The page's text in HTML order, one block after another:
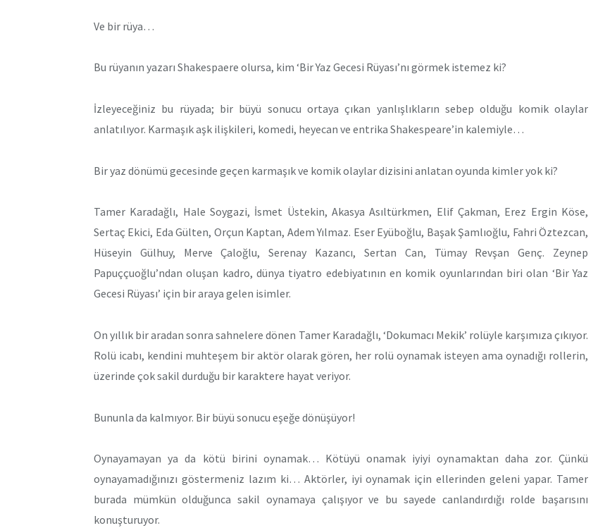
Ve bir rüya…
Bu rüyanın yazarı Shakespaere olursa, kim ‘Bir Yaz Gecesi Rüyası’nı görmek istemez ki?
İzleyeceğiniz bu rüyada; bir büyü sonucu ortaya çıkan yanlışlıkların sebep olduğu komik olaylar
anlatılıyor. Karmaşık aşk ilişkileri, komedi, heyecan ve entrika Shakespeare’in kalemiyle…
Bir yaz dönümü gecesinde geçen karmaşık ve komik olaylar dizisini anlatan oyunda kimler yok ki?
Tamer Karadağlı, Hale Soygazi, İsmet Üstekin, Akasya Asıltürkmen, Elif Çakman, Erez Ergin Köse,
Sertaç Ekici, Eda Gülten, Orçun Kaptan, Adem Yılmaz. Eser Eyüboğlu, Başak Şamlıoğlu, Fahri Öztezcan,
Hüseyin Gülhuy, Merve Çaloğlu, Serenay Kazancı, Sertan Can, Tümay Revşan Genç. Zeynep
Papuççuoğlu’ndan oluşan kadro, dünya tiyatro edebiyatının en komik oyunlarından biri olan ‘Bir Yaz
Gecesi Rüyası’ için bir araya gelen isimler.
On yıllık bir aradan sonra sahnelere dönen Tamer Karadağlı, ‘Dokumacı Mekik’ rolüyle karşımıza çıkıyor.
Rolü icabı, kendini muhteşem bir aktör olarak gören, her rolü oynamak isteyen ama oynadığı rollerin,
üzerinde çok sakil durduğu bir karaktere hayat veriyor.
Bununla da kalmıyor. Bir büyü sonucu eşeğe dönüşüyor!
Oynayamayan ya da kötü birini oynamak… Kötüyü onamak iyiyi oynamaktan daha zor. Çünkü
oynayamadığınızı göstermeniz lazım ki… Aktörler, iyi oynamak için ellerinden geleni yapar. Tamer
burada mümkün olduğunca sakil oynamaya çalışıyor ve bu sayede canlandırdığı rolde başarısını
konuşturuyor.